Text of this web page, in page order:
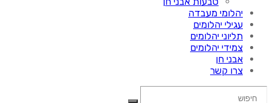
יהלומי מעבדה
עגילי יהלומים
תליוני יהלומים
צמידי יהלומים
אבני חן
צרו קשר